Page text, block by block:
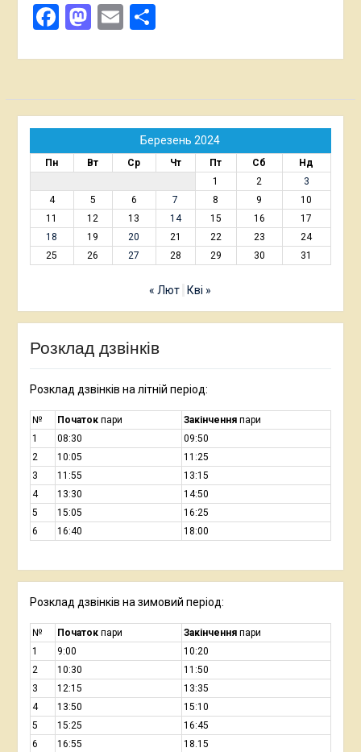
Facebook
Mastodon
EmailПоділитися
Березень 2024
Пн Вт Ср Чт Пт Сб
Нд
1
2
3
4
5 6 7 8 9
10
11
12 13 14 15 16
17
18
19 20 21 22 23
24
25
26 27 28 29 30 31
« Лют Кві »
Розклад дзвінків
Розклад дзвінків на літній період:
№ Початокпари Закінченняпари
1
08:30
09:50
2
10:05
11:25
3
11:55
13:15
4
13:30
14:50
5
15:05
16:25
6
16:40 18:00
Розклад дзвінків на зимовий період:
№ Початокпари Закінченняпари
1
9:00
10:20
2
10:30
11:50
3
12:15
13:35
4
13:50
15:10
5
15:25
16:45
6
16:55 18.15